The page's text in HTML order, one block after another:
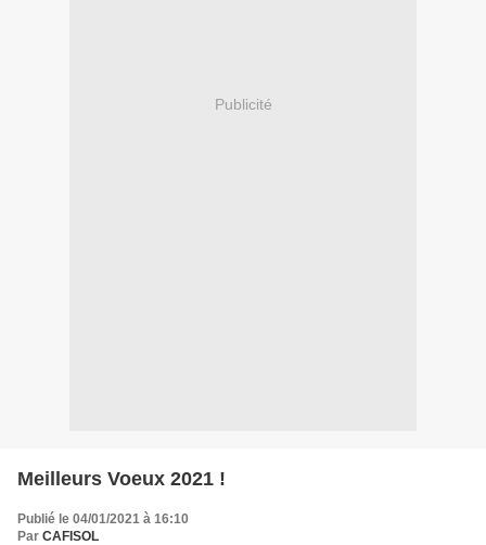
Publicité
Meilleurs Voeux 2021 !
Publié le 04/01/2021 à 16:10
Par CAFISOL